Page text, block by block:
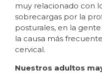
muy relacionado con
sobrecargas por la
posturales, en la
la causa más
cervical.
Nuestros adultos